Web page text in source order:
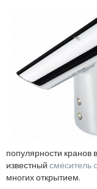
популярности кранов
известныйсмеситель
многих открытием.